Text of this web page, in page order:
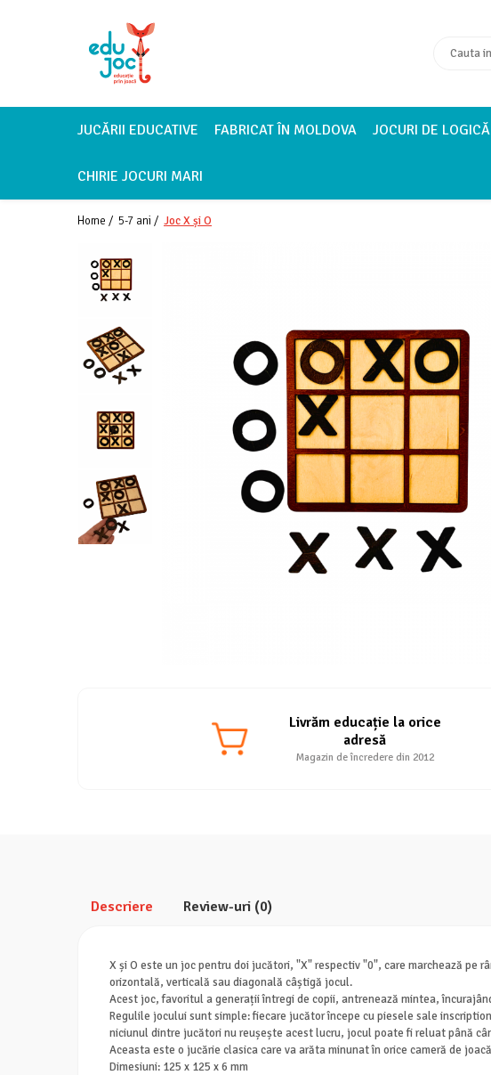
Alege Vârsta
JUCĂRII EDUCATIVE FABRICAT ÎN MOLDOVA JOCURI DE LOGICĂ
CHIRIE JOCURI MARI
Home / 5-7 ani / Joc X și O
Livrăm educație la orice
adresă
Magazin de încredere din 2012
Descriere Review-uri (0)
X și O este un joc pentru doi jucători, "X" respectiv "0", care marchează pe
orizontală, verticală sau diagonală câștigă jocul.
Acest joc, favoritul a generații întregi de copii, antrenează mintea,
Regulile jocului sunt simple: fiecare jucător începe cu piesele sale
niciunul dintre jucători nu reușește acest lucru, jocul poate fi reluat până
Aceasta este o jucărie clasica care va arăta minunat în orice cameră de
Dimesiuni: 125 x 125 x 6 mm